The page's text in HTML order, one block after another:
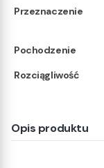
Przeznaczenie
Pochodzenie
Rozciągliwość
Opis produktu